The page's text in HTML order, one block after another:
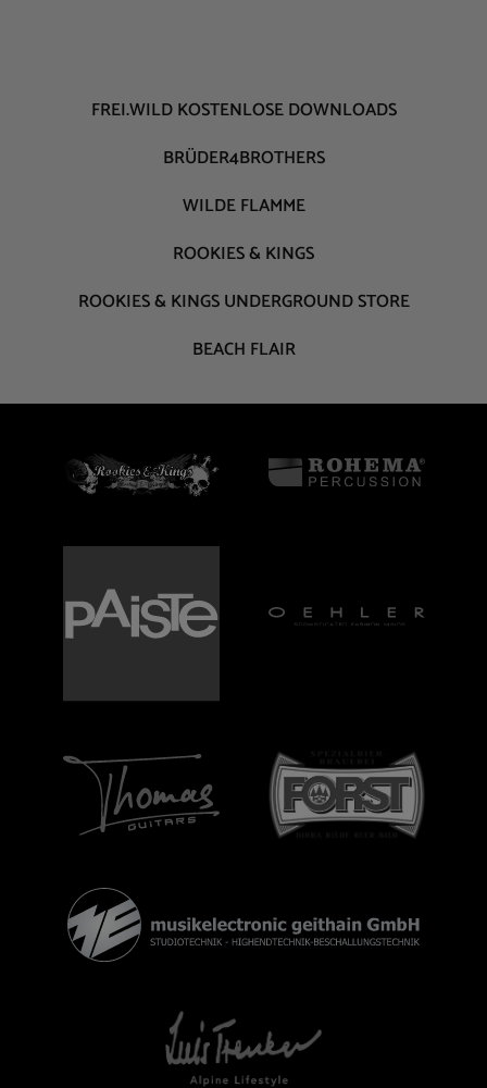
FREI.WILD KOSTENLOSE DOWNLOADS
BRÜDER4BROTHERS
WILDE FLAMME
ROOKIES & KINGS
ROOKIES & KINGS UNDERGROUND STORE
BEACH FLAIR